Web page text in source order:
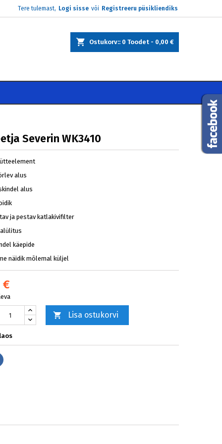
Tere tulemast, Logi sisse või Registreeru püsikliendiks
Ostukorv: 0 Toodet - 0,00 €
Severin WK3410
alus
alus
ja pestav katlakivifilter
käepide
näidik mõlemal küljel
€
 Lisa ostukorvi